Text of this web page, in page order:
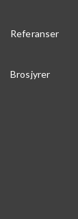
Referanser
Brosjyrer